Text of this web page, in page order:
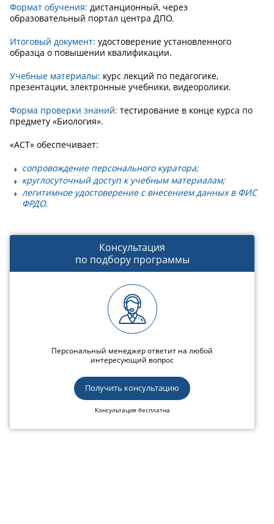
Формат обучения: дистанционный, через
образовательный портал центра ДПО.
Итоговый документ: удостоверение установленного
образца о повышении квалификации.
Учебные материалы: курс лекций по педагогике,
презентации, электронные учебники, видеоролики.
Форма проверки знаний: тестирование в конце курса по
предмету «Биология».
«АСТ» обеспечивает:
сопровождение персонального куратора;
круглосуточный доступ к учебным материалам;
легитимное удостоверение с внесением данных в ФИС
ФРДО.
Консультация
по подбору программы
Персональный менеджер ответит на любой
интересующий вопрос
Получить консультацию
Консультация бесплатна